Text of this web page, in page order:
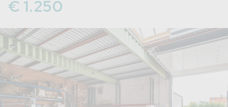
€ 1.250